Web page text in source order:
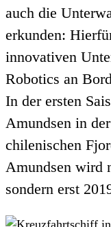
auch die
erkunden:
innovativen
Robotics an
In der ersten
Amundsen in
chilenischen
Amundsen wird
sondern erst